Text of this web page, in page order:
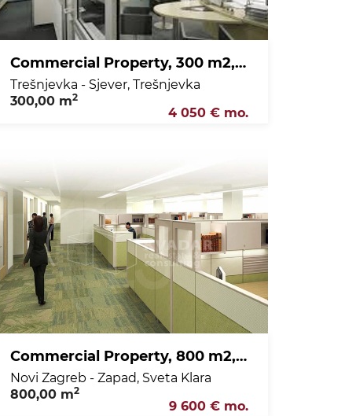
Commercial Property, 300 m2, For Rent, Trešnjevka - Sjever - Trešnjevka
Trešnjevka - Sjever, Trešnjevka
300,00 m2
4 050 € mo.
Commercial Property, 800 m2, For Rent, Novi Zagreb - Zapad - Sveta Klara
Novi Zagreb - Zapad, Sveta Klara
800,00 m2
9 600 € mo.